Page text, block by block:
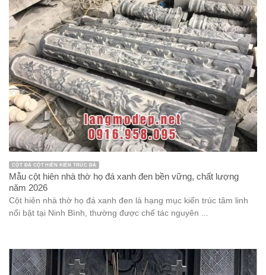
CỘT ĐÁ CỘT HIÊN KIẾN TRÚC ĐÁ
Mẫu cột hiên nhà thờ họ đá xanh đen bền vững, chất lượng
năm 2026
Cột hiên nhà thờ họ đá xanh đen là hạng mục kiến trúc tâm linh
nổi bật tại Ninh Bình, thường được chế tác nguyên ...